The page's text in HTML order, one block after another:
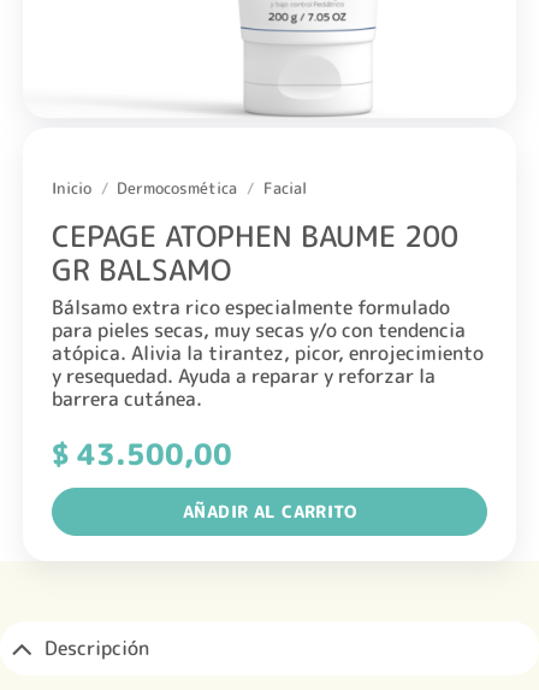
Inicio / Dermocosmética / Facial
CEPAGE ATOPHEN BAUME 200
GR BALSAMO
Bálsamo extra rico especialmente formulado
para pieles secas, muy secas y/o con tendencia
atópica. Alivia la tirantez, picor, enrojecimiento
y resequedad. Ayuda a reparar y reforzar la
barrera cutánea.
$43.500,00
AÑADIR AL CARRITO
Descripción